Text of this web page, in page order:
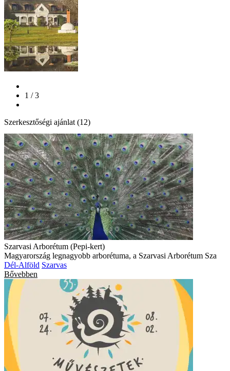
1 / 3
Szerkesztőségi ajánlat (12)
Szarvasi Arborétum (Pepi-kert)
Magyarország legnagyobb arborétuma, a Szarvasi Arborétum Sza
Dél-Alföld Szarvas
Bővebben